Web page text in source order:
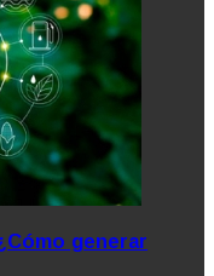
generar